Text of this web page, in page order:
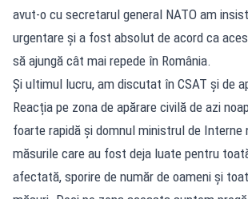
avut-o cu secretarul general NATO am
urgentare și a fost absolut de acord ca
să ajungă cât mai repede în România.
Și ultimul lucru, am discutat în CSAT și de
Reacția pe zona de apărare civilă de azi
foarte rapidă și domnul ministrul de Interne
măsurile care au fost deja luate pentru
afectată, sporire de număr de oameni și